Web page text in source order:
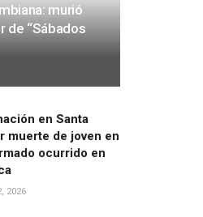
murió
de “Sábados
en Santa
muerte de joven en
ocurrido en
2026